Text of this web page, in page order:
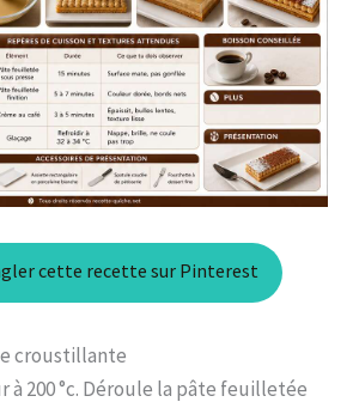
cette recette sur Pinterest
croustillante
à 200 °c. Déroule la pâte feuilletée